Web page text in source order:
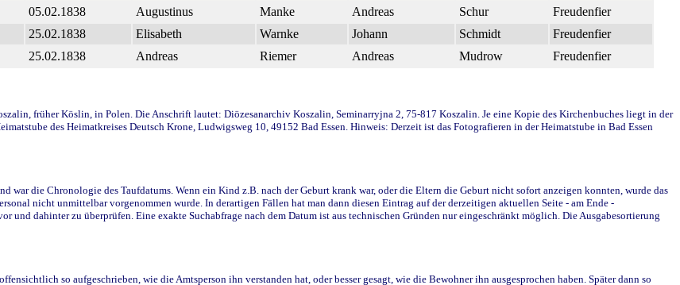
05.02.1838 Augustinus Manke Andreas Schur
Freudenfier
25.02.1838 Elisabeth Warnke Johann Schmidt
Freudenfier
25.02.1838 Andreas Riemer Andreas Mudrow Freudenfier
früher Köslin, in Polen. Die Anschrift lautet: Diözesanarchiv Koszalin, Seminarryjna 2, 75-817 Koszalin. Je eine Kopie des Kirchenbuches liegt in der
des Heimatkreises Deutsch Krone, Ludwigsweg 10, 49152 Bad Essen. Hinweis: Derzeit ist das Fotografieren in der Heimatstube in Bad Essen
war die Chronologie des Taufdatums. Wenn ein Kind z.B. nach der Geburt krank war, oder die Eltern die Geburt nicht sofort anzeigen konnten, wurde das
nicht unmittelbar vorgenommen wurde. In derartigen Fällen hat man dann diesen Eintrag auf der derzeitigen aktuellen Seite - am Ende -
und dahinter zu überprüfen. Eine exakte Suchabfrage nach dem Datum ist aus technischen Gründen nur eingeschränkt möglich. Die Ausgabesortierung
so aufgeschrieben, wie die Amtsperson ihn verstanden hat, oder besser gesagt, wie die Bewohner ihn ausgesprochen haben. Später dann so